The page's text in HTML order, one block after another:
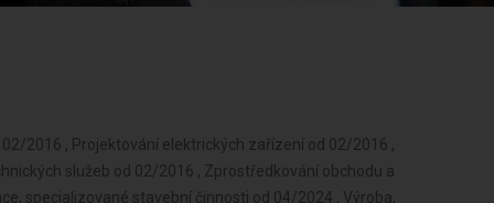
2016 , Projektování elektrických zařízení od 02/2016 ,
služeb od 02/2016 , Zprostředkování obchodu a
specializované stavební činnosti od 04/2024 , Výroba,